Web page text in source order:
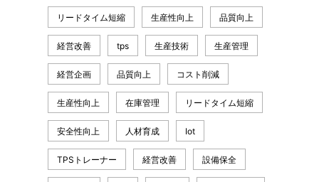
リードタイム短縮 生産性向上 品質向上
経営改善 tps 生産技術 生産管理
経営企画 品質向上 コスト削減
生産性向上 在庫管理 リードタイム短縮
安全性向上 人材育成 Iot
TPSトレーナー 経営改善 設備保全